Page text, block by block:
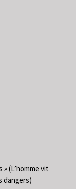
(L’homme vit
dangers)